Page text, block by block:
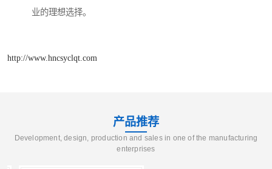
业的理想选择。
http://www.hncsyclqt.com
产品推荐
Development, design, production and sales in one of the manufacturing
enterprises